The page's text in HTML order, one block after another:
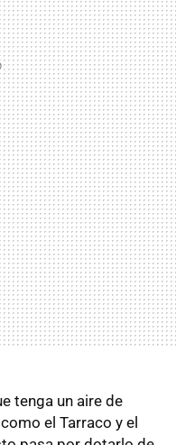
tenga un aire de
el Tarraco y el